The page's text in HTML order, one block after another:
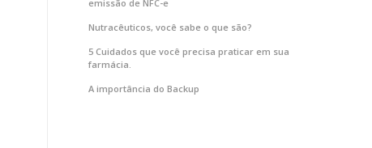
emissão de NFC-e
Nutracêuticos, você sabe o que são?
5 Cuidados que você precisa praticar em sua
farmácia.
A importância do Backup